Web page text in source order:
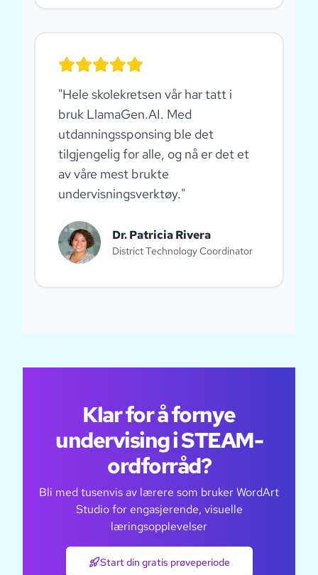
"Hele skolekretsen vår har tatt i
bruk LlamaGen.AI. Med
utdanningssponsing ble det
tilgjengelig for alle, og nå er det et
av våre mest brukte
undervisningsverktøy."
Dr. Patricia Rivera
District Technology Coordinator
Klar for å fornye
undervising i STEAM-
ordforråd?
Bli med tusenvis av lærere som bruker WordArt
Studio for engasjerende, visuelle
læringsopplevelser
Start din gratis prøveperiode